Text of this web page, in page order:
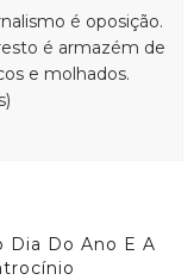
é oposição.
é armazém de
e molhados.
Dia Do Ano E A